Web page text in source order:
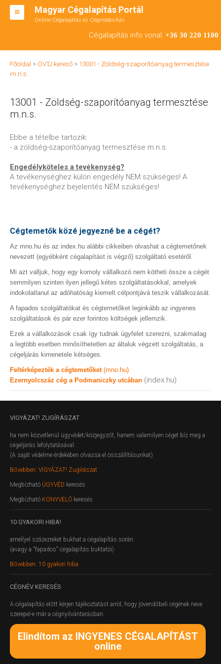
Magyar Cégalapítás Portál
Online Cégalapítás és Cégmódosítás
Cégalapítás info vonal: +36 30 220 1100
BT ALAPÍTÁS
ÁTALAKULÁS
ENGEDÉLYKÖTELES
KAPCSOLAT
Főoldal > ÖVTJ kereső > 13001 - Zöldség-szaporítóanyag termesztése
m.n.s.
13001 - Zöldség-szaporítóanyag termesztése
m.n.s.
Ebbe a tételbe tartozik:
- a zöldség-szaporítóanyag termesztése m.n.s.
Engedélyköteles a tevékenység?
A tevékenységhez külön engedély NEM szükséges! A
tevékenységhez bejelentés NEM szükséges!
Cégtemetők közé jegyezné be a cégét?
Az mno.hu és az index.hu alábbi cikkeiben olvashat a cégtemetőnek
nevezett (egyébként cégalapítást is végző) szolgáltató esetéről.
Mi azt valljuk, hogy egy komoly vállalkozó nem kötheti össze a cégét
semmilyen szinten ilyen jellegű kétes szolgáltatásokkal, amelyek
indokolatlanul az adóhatóság kiemelt célpontjává teszik vállalkozását.
A fapados szolgáltatókat és cégtemetőket leginkább az ingyenes
szolgáltatások és pár ezer forintos költségek jellemzik.
Ezek a vállalkozások csak így tudnak ügyfelet szerezni, szakmailag
a legtöbb esetben minősíthetetlen az általuk végzett szolgáltatás, a
cégeljárás kimenetele kétséges.
Feltérképezték a cégtemetőket (mno.hu)
Ezernyolcszáz cég a Podmaniczky utcában (index.hu)
VIGYÁZAT! ZUGÍRÁSZAT
ha nem közvetlenül ügyvédet/közjegyzőt, hanem valamilyen céget bíz meg a
cégeljárás lefolytatásával.
(A saját védelme érdekében olvassa el összállításunkat)
Bővebben: VIGYÁZAT! Zugírászat
Megbízható ÜGYVÉD keresés
Megbízható KÖNYVELŐ keresés
10 GYAKORI HIBA!
amellyel százezreket bukhat a cégalapítás során.
(avagy a "fapados" cégalapítás buktatói)
Bővebben: 10 gyakori hiba
CÉGNÉV KERESÉS
A cégalapítás előtt kérjen tájékoztatást arról, hogy jövendőbeli cégének neve
szerepel-e már a cégnyilvántarásban.
Elindítom az INGYENES CÉGALAPÍTÁST
online